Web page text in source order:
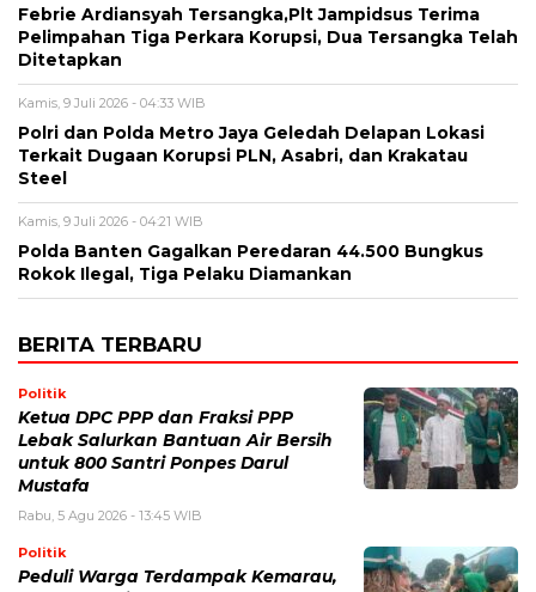
Febrie Ardiansyah Tersangka,Plt Jampidsus Terima
Pelimpahan Tiga Perkara Korupsi, Dua Tersangka Telah
Ditetapkan
Kamis, 9 Juli 2026 - 04:33 WIB
Polri dan Polda Metro Jaya Geledah Delapan Lokasi
Terkait Dugaan Korupsi PLN, Asabri, dan Krakatau
Steel
Kamis, 9 Juli 2026 - 04:21 WIB
Polda Banten Gagalkan Peredaran 44.500 Bungkus
Rokok Ilegal, Tiga Pelaku Diamankan
BERITA TERBARU
Politik
Ketua DPC PPP dan Fraksi PPP
Lebak Salurkan Bantuan Air Bersih
untuk 800 Santri Ponpes Darul
Mustafa
Rabu, 5 Agu 2026 - 13:45 WIB
Politik
Peduli Warga Terdampak Kemarau,